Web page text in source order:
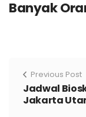
Banyak
Previous Post
Jadwal
Jakarta